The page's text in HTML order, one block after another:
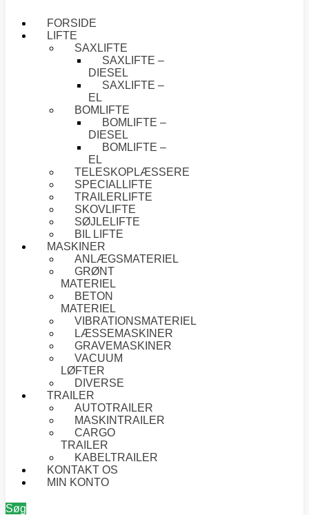
FORSIDE
LIFTE
SAXLIFTE
SAXLIFTE –
DIESEL
SAXLIFTE –
EL
BOMLIFTE
BOMLIFTE –
DIESEL
BOMLIFTE –
EL
TELESKOPLÆSSERE
SPECIALLIFTE
TRAILERLIFTE
SKOVLIFTE
SØJLELIFTE
BIL LIFTE
MASKINER
ANLÆGSMATERIEL
GRØNT
MATERIEL
BETON
MATERIEL
VIBRATIONSMATERIEL
LÆSSEMASKINER
GRAVEMASKINER
VACUUM
LØFTER
DIVERSE
TRAILER
AUTOTRAILER
MASKINTRAILER
CARGO
TRAILER
KABELTRAILER
KONTAKT OS
MIN KONTO
Søg